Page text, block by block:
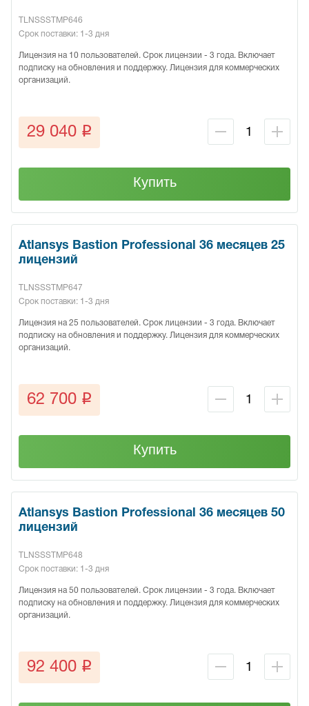
TLNSSSTMP646
Срок поставки: 1-3 дня
Лицензия на 10 пользователей. Срок лицензии - 3 года. Включает
подписку на обновления и поддержку. Лицензия для коммерческих
организаций.
29 040 q
Купить
Atlansys Bastion Professional 36 месяцев 25
лицензий
TLNSSSTMP647
Срок поставки: 1-3 дня
Лицензия на 25 пользователей. Срок лицензии - 3 года. Включает
подписку на обновления и поддержку. Лицензия для коммерческих
организаций.
62 700 q
Купить
Atlansys Bastion Professional 36 месяцев 50
лицензий
TLNSSSTMP648
Срок поставки: 1-3 дня
Лицензия на 50 пользователей. Срок лицензии - 3 года. Включает
подписку на обновления и поддержку. Лицензия для коммерческих
организаций.
92 400 q